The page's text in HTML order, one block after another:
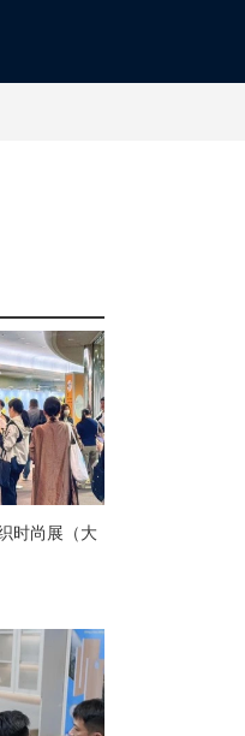
时尚展（大